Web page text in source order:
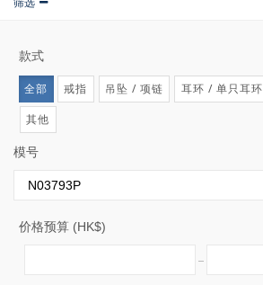
筛选
款式
全部 戒指 吊坠 / 项链 耳环 / 单只耳环
其他
模号
价格预算 (HK$)